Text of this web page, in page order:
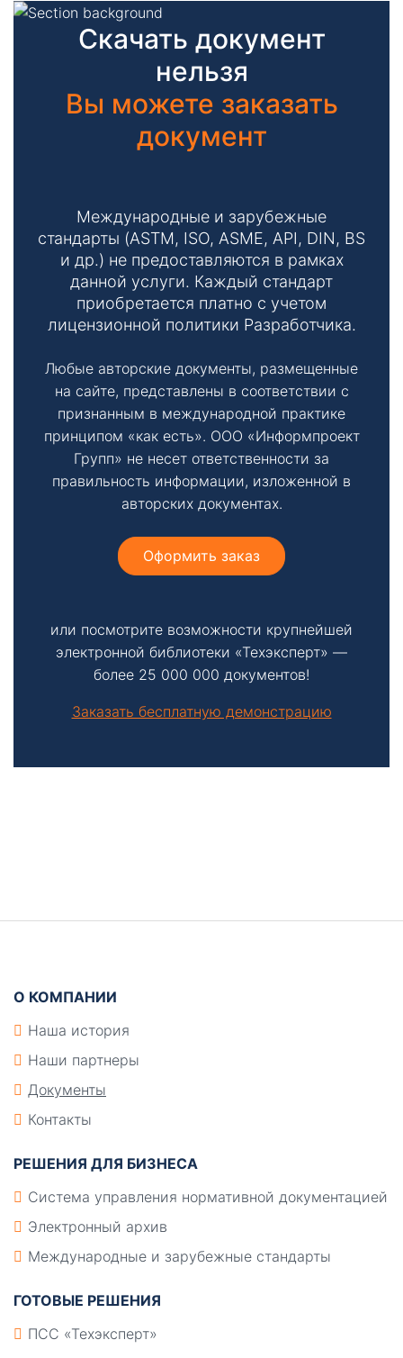
Скачать документ
нельзя
Вы можете заказать
документ
Международные и зарубежные
стандарты (ASTM, ISO, ASME, API, DIN, BS
и др.) не предоставляются в рамках
данной услуги. Каждый стандарт
приобретается платно с учетом
лицензионной политики Разработчика.
Любые авторские документы, размещенные
на сайте, представлены в соответствии с
признанным в международной практике
принципом «как есть». ООО «Информпроект
Групп» не несет ответственности за
правильность информации, изложенной в
авторских документах.
Оформить заказ
или посмотрите возможности крупнейшей
электронной библиотеки «Техэксперт» —
более 25 000 000 документов!
Заказать бесплатную демонстрацию
О КОМПАНИИ
Наша история
Наши партнеры
Документы
Контакты
РЕШЕНИЯ ДЛЯ БИЗНЕСА
Система управления нормативной документацией
Электронный архив
Международные и зарубежные стандарты
ГОТОВЫЕ РЕШЕНИЯ
ПСС «Техэксперт»